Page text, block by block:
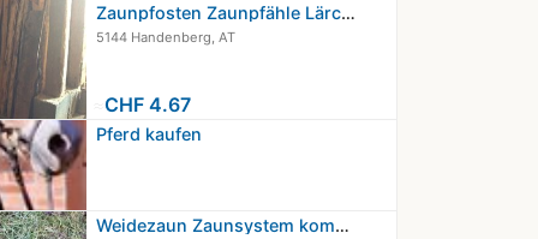
Zaunpfosten Zaunpfähle Lärche 200cm
5144 Handenberg, AT
CHF 4.67
Pferd kaufen
Weidezaun Zaunsystem komplett